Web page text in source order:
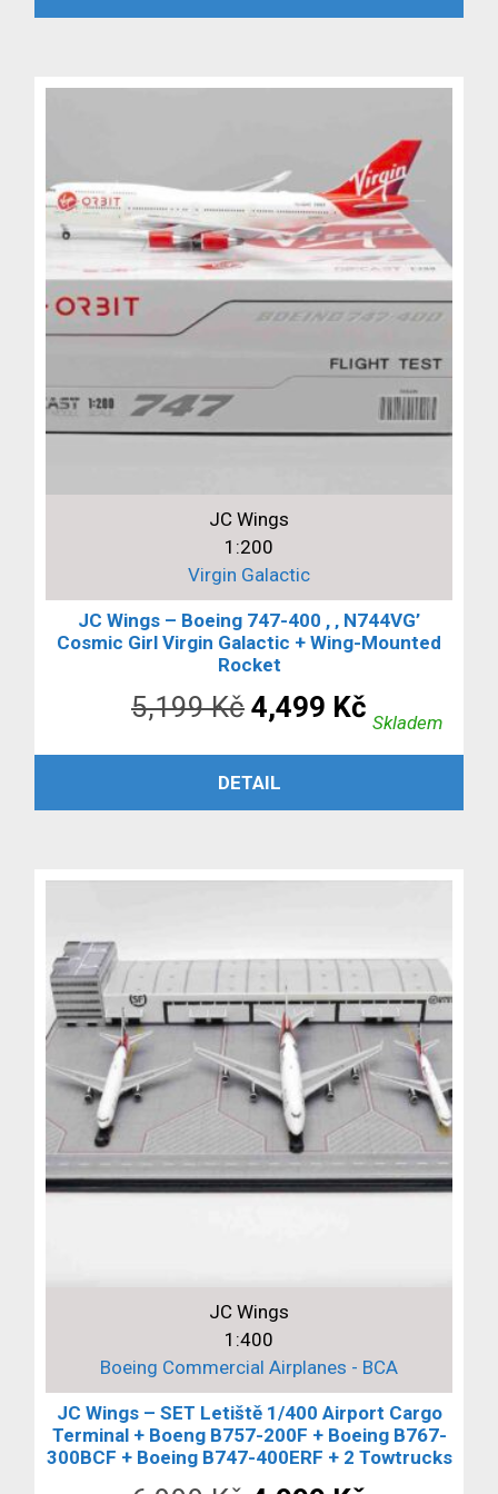
JC Wings
1:200
Virgin Galactic
JC Wings – Boeing 747-400 , ‚ N744VG’
Cosmic Girl Virgin Galactic + Wing-Mounted
Rocket
5,199Kč Původní
cena
byla:
4,499 Kč
cena
Skladem
PŘIDAT DO KOŠÍKU
DETAIL
JC Wings
1:400
Boeing Commercial Airplanes - BCA
JC Wings – SET Letiště 1/400 Airport Cargo
Terminal + Boeng B757-200F + Boeing B767-
300BCF + Boeing B747-400ERF + 2 Towtrucks